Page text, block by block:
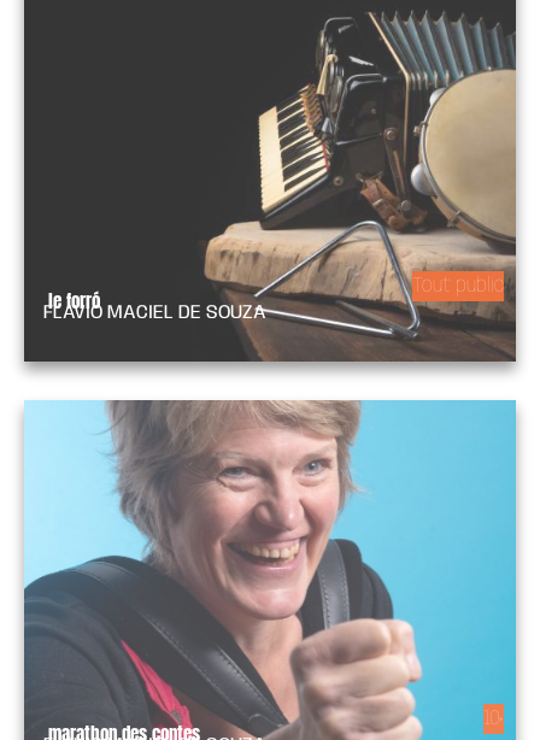
FLÁVIO MACIEL DE SOUZA
le forró
Tout public
marathon des contes
10+